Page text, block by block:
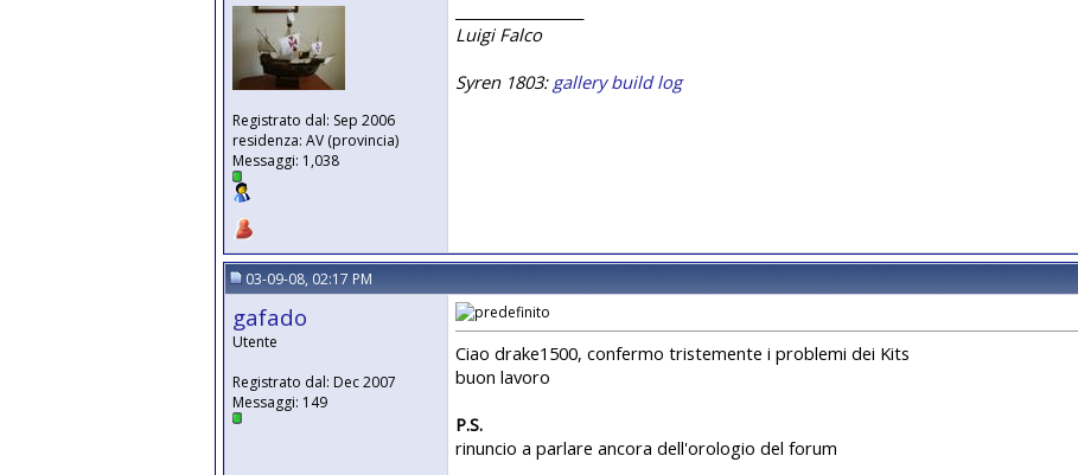
Registrato dal: Sep 2006
residenza: AV (provincia)
Messaggi: 1,038
Luigi Falco
Syren 1803: gallery build log
03-09-08, 02:17 PM
gafado
Utente
Registrato dal: Dec 2007
Messaggi: 149
Ciao drake1500, confermo tristemente i problemi dei Kits
buon lavoro
P.S.
rinuncio a parlare ancora dell'orologio del forum